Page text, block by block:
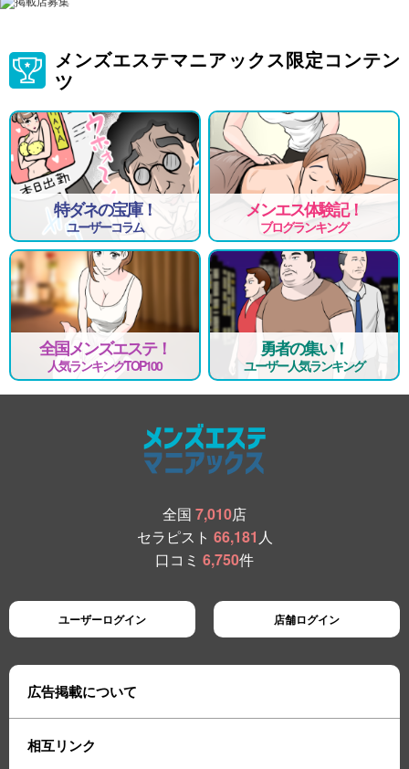
メンズエステマニアックス限定コンテン
ツ
特ダネの宝庫！
ユーザーコラム
メンエス体験記！
ブログランキング
全国メンズエステ！
人気ランキングTOP100
勇者の集い！
ユーザー人気ランキング
全国 7,010店
セラピスト 66,181 人
口コミ 6,750件
ユーザーログイン 店舗ログイン
広告掲載について
相互リンク